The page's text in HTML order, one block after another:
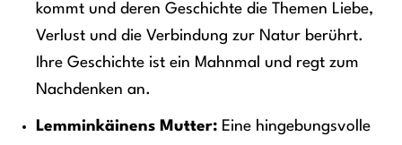
kommt und deren Geschichte die Themen Liebe,
Verlust und die Verbindung zur Natur berührt.
Ihre Geschichte ist ein Mahnmal und regt zum
Nachdenken an.
Lemminkäinens Mutter:Eine hingebungsvolle